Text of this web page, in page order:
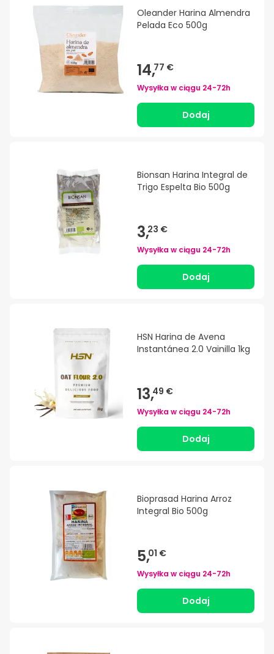
Oleander Harina Almendra
Pelada Eco 500g
14,77 €
Wysyłka w ciągu 24-72h
Dodaj
Bionsan Harina Integral de
Trigo Espelta Bio 500g
3,23 €
Wysyłka w ciągu 24-72h
Dodaj
HSN Harina de Avena
Instantánea 2.0 Vainilla 1kg
13,49 €
Wysyłka w ciągu 24-72h
Dodaj
Bioprasad Harina Arroz
Integral Bio 500g
5,01 €
Wysyłka w ciągu 24-72h
Dodaj